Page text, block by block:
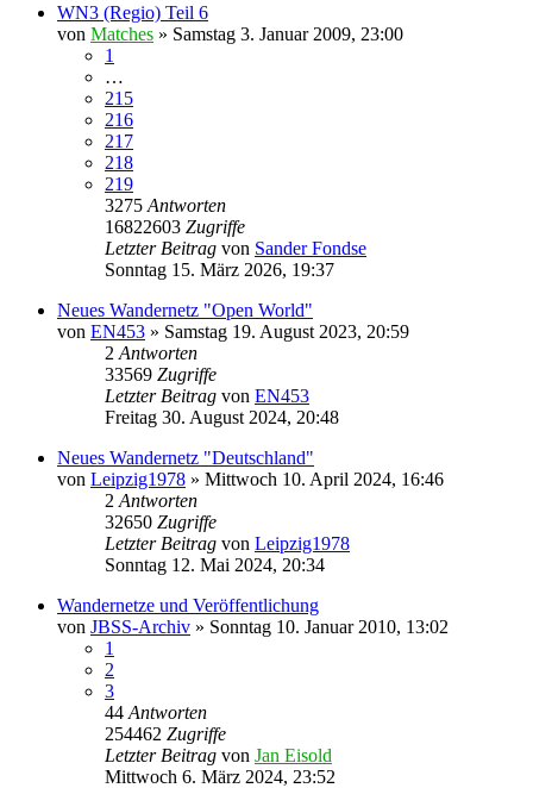
WN3 (Regio) Teil 6
von Matches » Samstag 3. Januar 2009, 23:00
1
…
215
216
217
218
219
3275 Antworten
16822603 Zugriffe
Letzter Beitrag von Sander Fondse
Sonntag 15. März 2026, 19:37
Neues Wandernetz "Open World"
von EN453 » Samstag 19. August 2023, 20:59
2 Antworten
33569 Zugriffe
Letzter Beitrag von EN453
Freitag 30. August 2024, 20:48
Neues Wandernetz "Deutschland"
von Leipzig1978 » Mittwoch 10. April 2024, 16:46
2 Antworten
32650 Zugriffe
Letzter Beitrag von Leipzig1978
Sonntag 12. Mai 2024, 20:34
Wandernetze und Veröffentlichung
von JBSS-Archiv » Sonntag 10. Januar 2010, 13:02
1
2
3
44 Antworten
254462 Zugriffe
Letzter Beitrag von Jan Eisold
Mittwoch 6. März 2024, 23:52